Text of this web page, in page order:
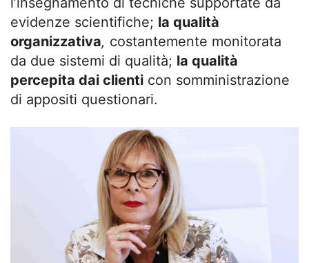
evidenze scientifiche; la qualità
organizzativa, costantemente monitorata
da due sistemi di qualità; la qualità
percepita dai clienti con somministrazione
di appositi questionari.